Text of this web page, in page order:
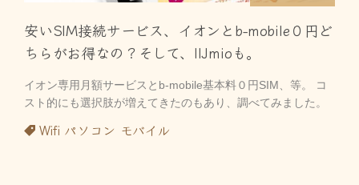
安いSIM接続サービス、イオンとb-mobile０円ど
ちらがお得なの？そして、IIJmioも。
イオン専用月額サービスとb-mobile基本料０円SIM、等。 コ
スト的にも選択肢が増えてきたのもあり、調べてみました。
Wifi パソコン モバイル